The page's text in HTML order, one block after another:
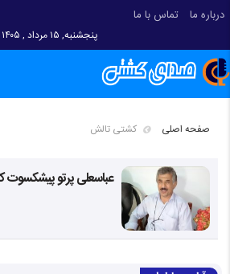
درباره ما تماس با ما
پنجشنبه, ۱۵ مرداد , ۱۴۰۵
صفحه اصلی کشتی تالش
عباسعلی پرتو